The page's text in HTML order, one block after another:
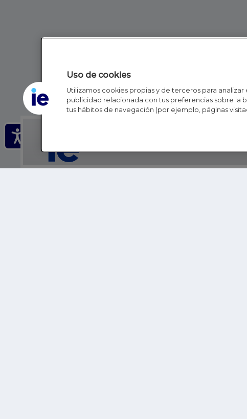
Uso de cookies
Utilizamos cookies propias y de terceros para
publicidad relacionada con tus preferencias sobre la
tus hábitos de navegación (por ejemplo, páginas